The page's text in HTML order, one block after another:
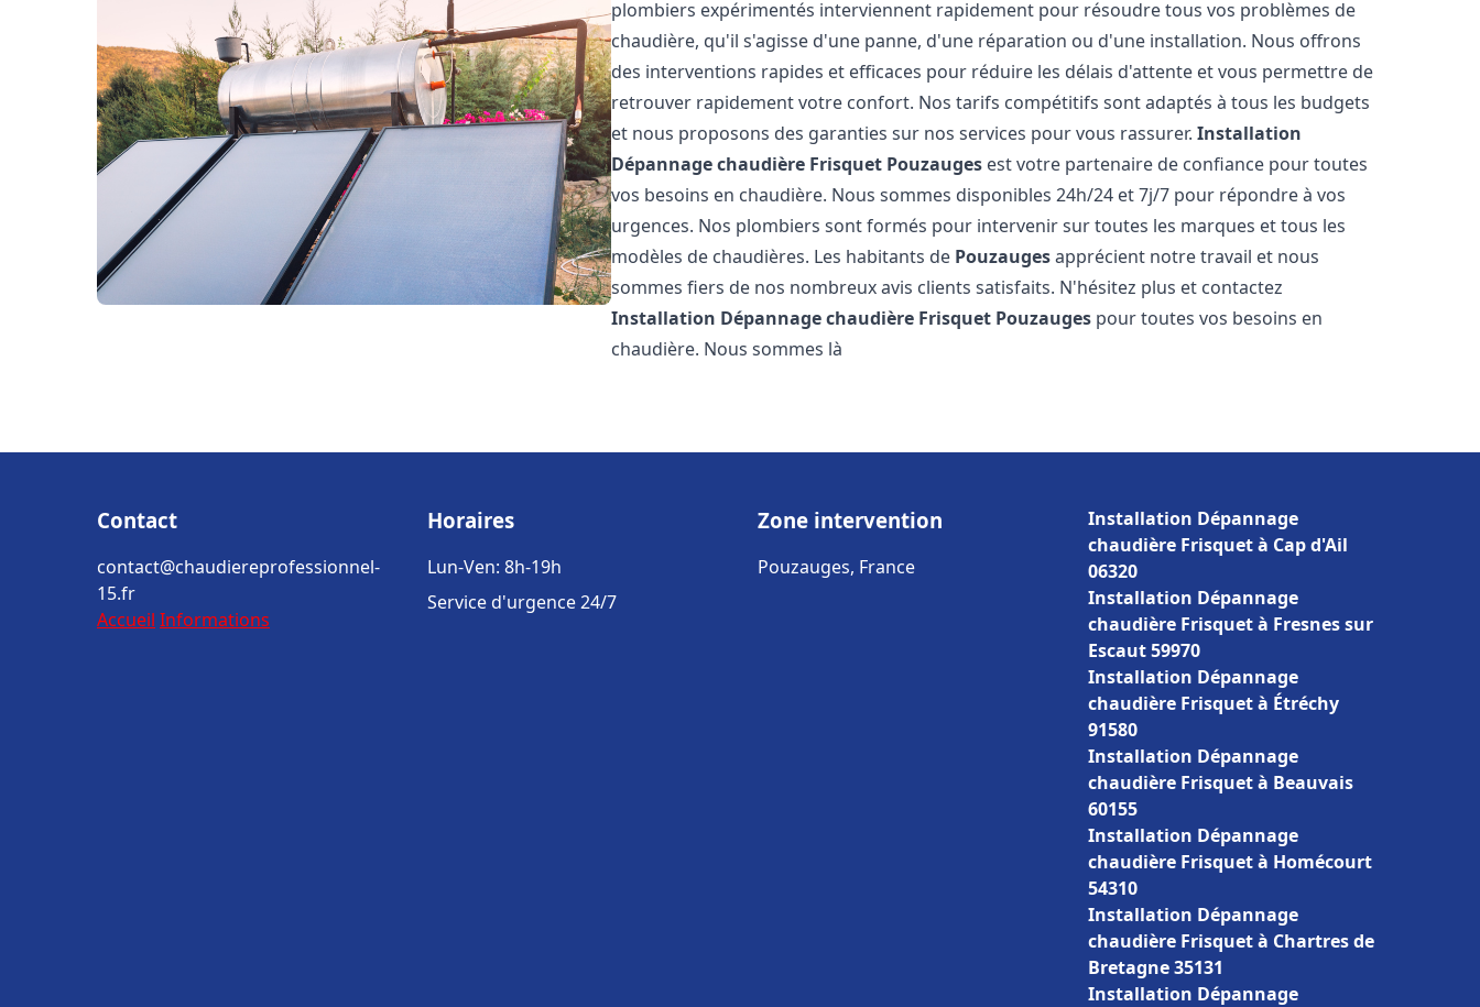
plombiers expérimentés interviennent rapidement pour résoudre tous vos problèmes de
chaudière, qu'il s'agisse d'une panne, d'une réparation ou d'une installation. Nous offrons
des interventions rapides et efficaces pour réduire les délais d'attente et vous permettre de
retrouver rapidement votre confort. Nos tarifs compétitifs sont adaptés à tous les budgets
et nous proposons des garanties sur nos services pour vous rassurer.Installation
Dépannage chaudière Frisquet Pouzauges est votre partenaire de confiance pour toutes
vos besoins en chaudière. Nous sommes disponibles 24h/24 et 7j/7 pour répondre à vos
urgences. Nos plombiers sont formés pour intervenir sur toutes les marques et tous les
modèles de chaudières. Les habitants de Pouzaugesapprécient notre travail et nous
sommes fiers de nos nombreux avis clients satisfaits. N'hésitez plus et contactez
Installation Dépannage chaudière Frisquet Pouzauges pour toutes vos besoins en
chaudière. Nous sommes là
Contact
contact@chaudiereprofessionnel-
15.fr
Accueil Informations
Horaires
Lun-Ven: 8h-19h
Service d'urgence 24/7
Zone intervention
Pouzauges, France
Installation Dépannage
chaudière Frisquet à Cap d'Ail
06320
Installation Dépannage
chaudière Frisquet à Fresnes sur
Escaut 59970
Installation Dépannage
chaudière Frisquet à Étréchy
91580
Installation Dépannage
chaudière Frisquet à Beauvais
60155
Installation Dépannage
chaudière Frisquet à Homécourt
54310
Installation Dépannage
chaudière Frisquet à Chartres de
Bretagne 35131
Installation Dépannage